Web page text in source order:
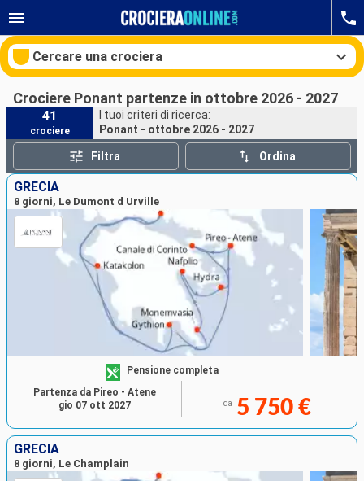
Cercare una crociera
Le nostre destinazioni
Mesi di partenza
Porti Compagnie
Ricerca
Crociere Ponant partenze in ottobre 2026 - 2027
41
crociere
I tuoi criteri di ricerca:
Ponant - ottobre 2026 - 2027
Filtra Ordina
GRECIA
8 giorni, Le Dumont d Urville
Pensione completa
da 5 750 €
Partenza da Pireo - Atene
gio 07 ott 2027
GRECIA
8 giorni, Le Champlain